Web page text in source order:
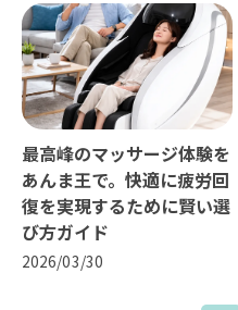
最高峰のマッサージ体験を
あんま王で。快適に疲労回
復を実現するために賢い選
び方ガイド
2026/03/30